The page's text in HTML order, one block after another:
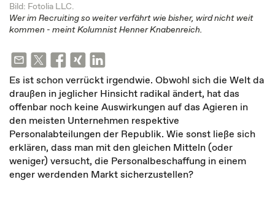
Bild: Fotolia LLC.
Wer im Recruiting so weiter verfährt wie bisher, wird nicht weit
kommen - meint Kolumnist Henner Knabenreich.
Es ist schon verrückt irgendwie. Obwohl sich die Welt da
draußen in jeglicher Hinsicht radikal ändert, hat das
offenbar noch keine Auswirkungen auf das Agieren in
den meisten Unternehmen respektive
Personalabteilungen der Republik. Wie sonst ließe sich
erklären, dass man mit den gleichen Mitteln (oder
weniger) versucht, die Personalbeschaffung in einem
enger werdenden Markt sicherzustellen?